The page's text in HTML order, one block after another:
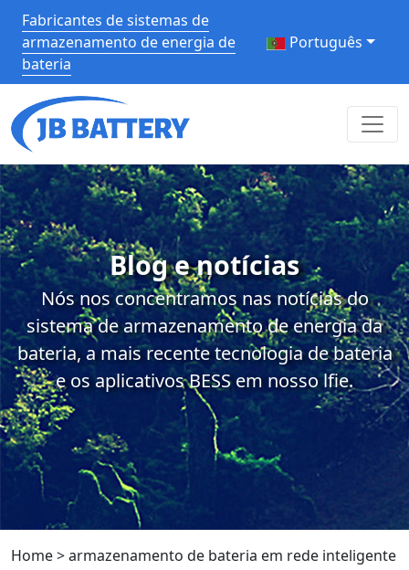
Fabricantes de sistemas de
armazenamento de energia de
bateria
Português
Blog e notícias
Nós nos concentramos nas notícias do
sistema de armazenamento de energia da
bateria, a mais recente tecnologia de bateria
e os aplicativos BESS em nosso lfie.
Home>armazenamento de bateria em rede inteligente